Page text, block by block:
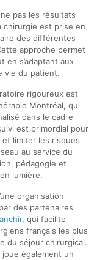
pas les résultats
chirurgie est prise en
des différentes
approche permet
en s’adaptant aux
vie du patient.
rigoureux est
Montréal, qui
dans le cadre
est primordial pour
limiter les risques
au service du
pédagogie et
lumière.
organisation
des partenaires
, qui facilite
français les plus
du séjour chirurgical.
joue également un